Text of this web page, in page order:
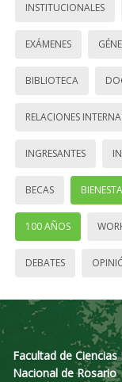
INSTITUCIONALES
EXÁMENES
BIBLIOTECA
RELACIONES
INGRESANTES
BECAS
100 AÑOS
DEBATES
Facultad de
Nacional de Rosario